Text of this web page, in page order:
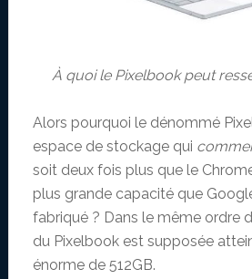
À quoi le Pixelbook peut
Alors pourquoi le dénommé
espace de stockage qui
soit deux fois plus que le
plus grande capacité que
fabriqué ? Dans le même ordre
du Pixelbook est supposée
énorme de 512GB.